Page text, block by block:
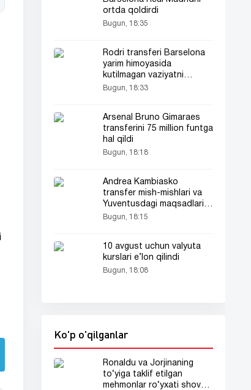
ortda qoldirdi
Bugun, 18:35
Rodri transferi Barselona
yarim himoyasida
kutilmagan vaziyatni
yuzaga keltirdi
Bugun, 18:33
Arsenal Bruno Gimaraes
transferini 75 million funtga
hal qildi
Bugun, 18:18
Andrea Kambiasko
transfer mish-mishlari va
Yuventusdagi maqsadlari
haqida gapirdi
Bugun, 18:15
10 avgust uchun valyuta
kurslari e’lon qilindi
Bugun, 18:08
Ko'p o'qilganlar
Ronaldu va Jorjinaning
to‘yiga taklif etilgan
mehmonlar ro‘yxati shov-